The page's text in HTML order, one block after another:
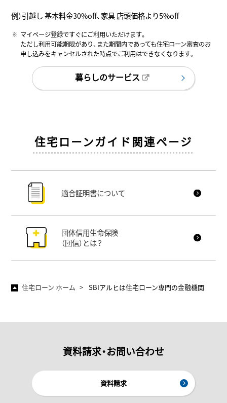
例）引越し 基本料金30%off、家具 店頭価格より5%off
マイページ登録ですぐにご利用いただけます。
ただし利用可能期限があり、また期間内であっても住宅ローン審査のお
申し込みをキャンセルされた時点でご利用はできなくなります。
暮らしのサービス
住宅ローンガイド関連ページ
適合証明書について
団体信用生命保険
（団信）とは？
住宅ローン ホーム SBIアルヒは住宅ローン専門の金融機関
資料請求・お問い合わせ
資料請求